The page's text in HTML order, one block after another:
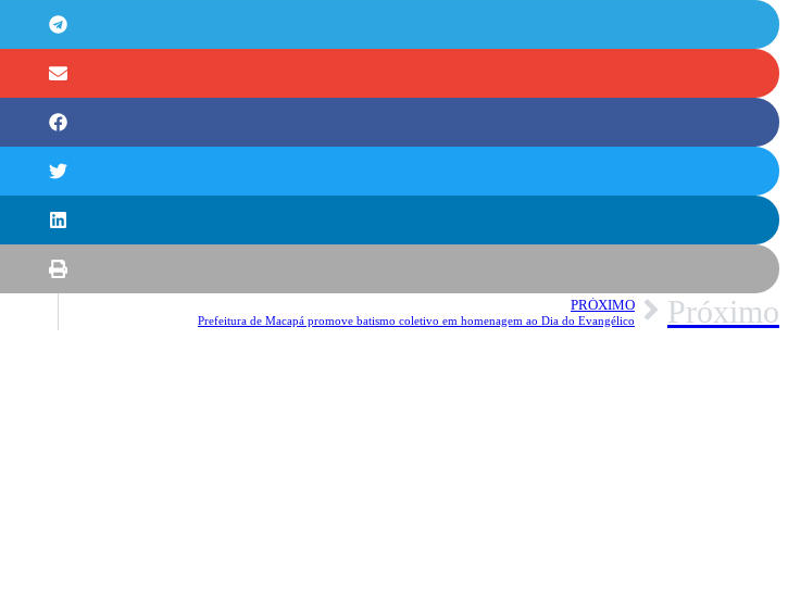
PRÓXIMO
Prefeitura de Macapá promove batismo coletivo em homenagem ao Dia do Evangélico Próximo